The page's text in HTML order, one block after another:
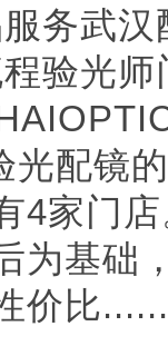
务武
验光
光配镜
4家门
为基础
价比......